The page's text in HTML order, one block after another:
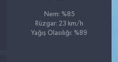
Nem: %85
Rüzgar: 23 km/h
Yağış Olasılığı: %89